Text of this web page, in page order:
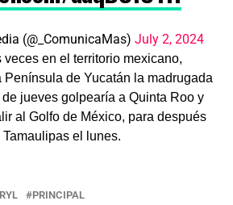
(@_ComunicaMas) July 2, 2024
veces en el territorio mexicano,
Península de Yucatán la madrugada
jueves golpearía a Quinta Roo y
al Golfo de México, para después
el lunes.
PRINCIPAL